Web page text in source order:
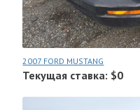
2007 FORD MUSTANG
Текущая ставка: $0